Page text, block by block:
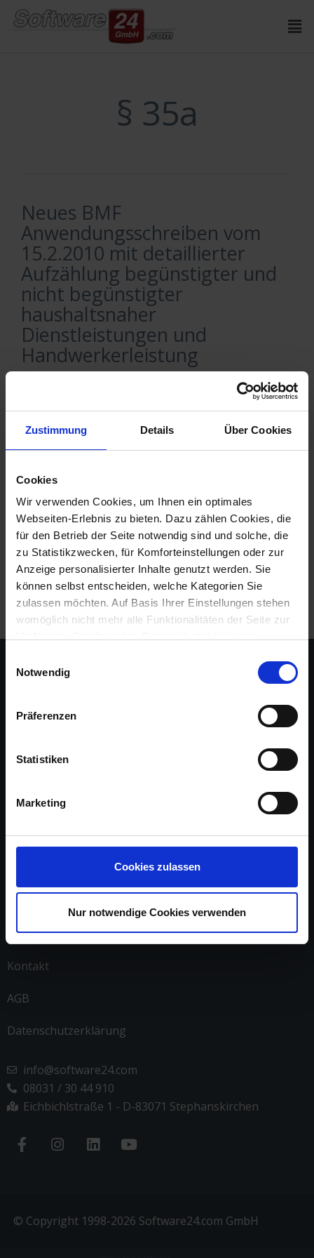
Zustimmung Details Über Cookies
Cookies
Wir verwenden Cookies, um Ihnen ein optimales
Webseiten-Erlebnis zu bieten. Dazu zählen Cookies, die
für den Betrieb der Seite notwendig sind und solche, die
zu Statistikzwecken, für Komforteinstellungen oder zur
Anzeige personalisierter Inhalte genutzt werden. Sie
können selbst entscheiden, welche Kategorien Sie
zulassen möchten. Auf Basis Ihrer Einstellungen stehen
womöglich nicht mehr alle Funktionalitäten der Seite zur
unseremImpressum
Notwendig
Präferenzen
Statistiken
Marketing
Cookies zulassen
Nur notwendige Cookies verwenden
springen
§ 35a
Neues BMF
Anwendungsschreiben vom
15.2.2010 mit detaillierter
Aufzählung begünstigter und
nicht begünstigter
haushaltsnaher
Dienstleistungen und
Handwerkerleistung
Das BMF hat ein detaillierten
Anwendungsschreiben am 15. Februar 2010 zu
haushaltsnahen Beschäftigungsverhältnissen oder
Einbeziehung der bis zum 01.01.2009 in Kraft
getretenen Gesetzesänderungen erlassen. Für
Verwalter von Miet- und WEG-Objekten haben wir
… Mehr lesen …Mehr lesen
Tags:§ 35a,Haushaltsnahe Dienstleistungen
Referenzen
Kontakt
AGB
Datenschutzerklärung
info@software24.com
08031 / 30 44 910
Eichbichlstraße 1 - D-83071 Stephanskirchen
© Copyright 1998-2026 Software24.com GmbH